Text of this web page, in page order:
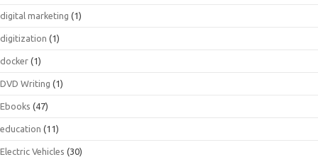
digital marketing (1)
digitization (1)
docker (1)
DVD Writing (1)
Ebooks (47)
education (11)
Electric Vehicles (30)